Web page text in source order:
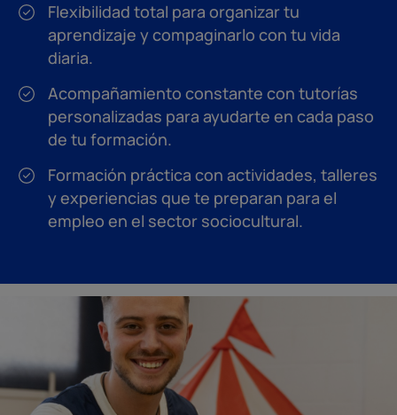
Flexibilidad total para organizar tu
aprendizaje y compaginarlo con tu vida
diaria.
Acompañamiento constante con tutorías
personalizadas para ayudarte en cada paso
de tu formación.
Formación práctica con actividades, talleres
y experiencias que te preparan para el
empleo en el sector sociocultural.